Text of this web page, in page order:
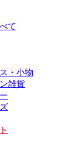
て
・小物
雑貨